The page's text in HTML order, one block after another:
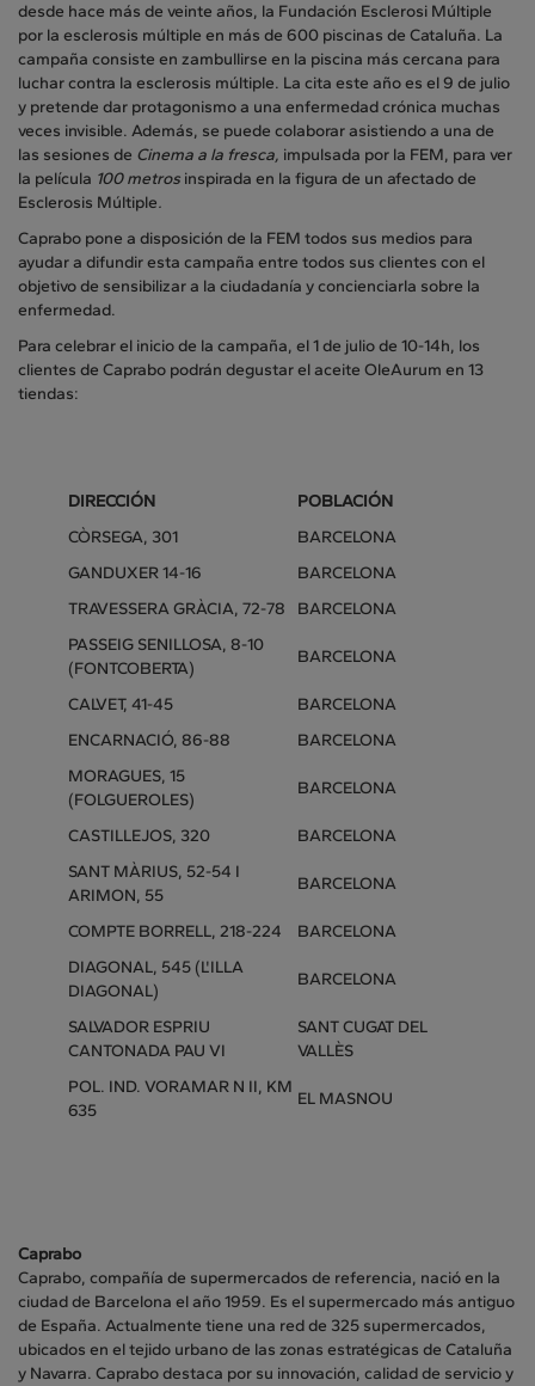
desde hace más de veinte años, la Fundación Esclerosi Múltiple
por la esclerosis múltiple en más de 600 piscinas de Cataluña. La
campaña consiste en zambullirse en la piscina más cercana para
luchar contra la esclerosis múltiple. La cita este año es el 9 de julio
y pretende dar protagonismo a una enfermedad crónica muchas
veces invisible. Además, se puede colaborar asistiendo a una de
las sesiones de Cinema a la fresca, impulsada por la FEM, para ver
la película 100 metros inspirada en la figura de un afectado de
Esclerosis Múltiple.
Caprabo pone a disposición de la FEM todos sus medios para
ayudar a difundir esta campaña entre todos sus clientes con el
objetivo de sensibilizar a la ciudadanía y concienciarla sobre la
enfermedad.
Para celebrar el inicio de la campaña, el 1 de julio de 10-14h, los
clientes de Caprabo podrán degustar el aceite OleAurum en 13
tiendas:
DIRECCIÓN
POBLACIÓN
CÒRSEGA, 301
BARCELONA
GANDUXER 14-16
BARCELONA
TRAVESSERA GRÀCIA, 72-78
BARCELONA
PASSEIG SENILLOSA, 8-10
(FONTCOBERTA)
BARCELONA
CALVET, 41-45
BARCELONA
ENCARNACIÓ, 86-88
BARCELONA
MORAGUES, 15
(FOLGUEROLES)
BARCELONA
CASTILLEJOS, 320
BARCELONA
SANT MÀRIUS, 52-54 I
ARIMON, 55
BARCELONA
COMPTE BORRELL, 218-224
BARCELONA
DIAGONAL, 545 (L'ILLA
DIAGONAL)
BARCELONA
SALVADOR ESPRIU
CANTONADA PAU VI
SANT CUGAT DEL
VALLÈS
POL. IND. VORAMAR N II, KM
635
EL MASNOU
Caprabo
Caprabo, compañía de supermercados de referencia, nació en la
ciudad de Barcelona el año 1959. Es el supermercado más antiguo
de España. Actualmente tiene una red de 325 supermercados,
ubicados en el tejido urbano de las zonas estratégicas de Cataluña
y Navarra. Caprabo destaca por su innovación, calidad de servicio y